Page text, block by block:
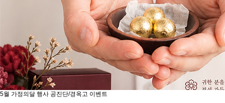
5월 가정의달 행사 공진단/경옥고 이벤트